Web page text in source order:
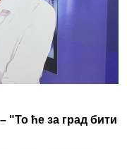
"То ће за град бити